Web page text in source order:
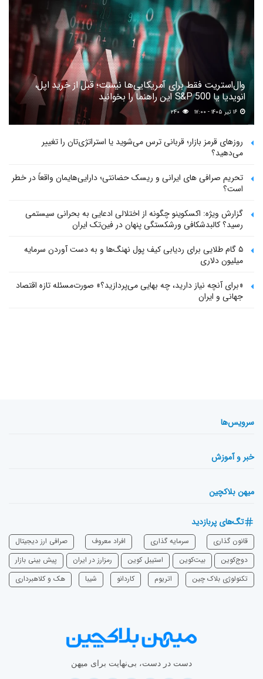
وال‌استریت فقط برای آمریکایی‌ها نیست؛ قبل از خرید اپل،
انویدیا یا S&P 500 این راهنما را بخوانید
۲۴۰
روزهای قرمز بازار؛ قربانی ترس می‌شوید یا استراتژی‌تان را تغییر
می‌دهید؟
تحریم صرافی های ایرانی و ریسک حضانتی؛ دارایی‌هایمان واقعاً در خطر
است؟
گزارش ویژه: اکسکوینو چگونه از اختلالی ادعایی به بحرانی سیستمی
رسید؟ کالبدشکافی ورشکستگی پنهان در فین‌تک ایران
۵ گام طلایی برای ردیابی کیف پول‌ نهنگ‌ها و به دست آوردن سرمایه
میلیون دلاری
«برای آنچه نیاز دارید، چه بهایی می‌پردازید؟» صورت‌مسئله تازه اقتصاد
جهانی و ایران
سرویس‌ها
خبر و آموزش
میهن بلاکچین
تگ‌های پربازدید
قانون گذاری سرمایه‌ گذاری افراد معروف
صرافی ارز دیجیتال
دوج‌کوین
بیت‌کوین استیبل کوین رمزارز در ایران
پیش بینی بازار
تکنولوژی بلاک چین
اتریوم ‌کاردانو شیبا هک و کلاهبرداری
دست در دست، بی‌نهایت برای میهن